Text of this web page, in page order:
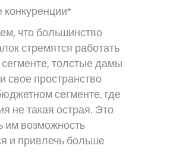
что большинство
стремятся работать
толстые дамы
свое пространство
сегменте, где
не такая острая. Это
им возможность
и привлечь больше